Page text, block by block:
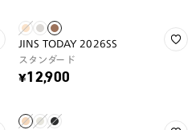
JINS TODAY 2026SS
スタンダード
¥12,900